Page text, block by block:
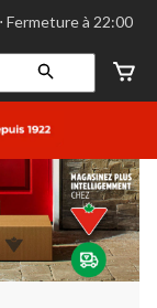
⋅ Fermeture à 22:00